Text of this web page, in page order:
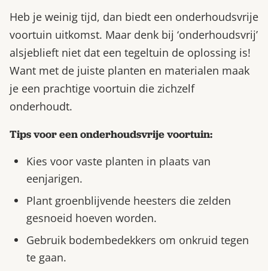
Heb je weinig tijd, dan biedt een onderhoudsvrije
voortuin uitkomst. Maar denk bij ‘onderhoudsvrij’
alsjeblieft niet dat een tegeltuin de oplossing is!
Want met de juiste planten en materialen maak
je een prachtige voortuin die zichzelf
onderhoudt.
Tips voor een onderhoudsvrije voortuin:
Kies voor vaste planten in plaats van
eenjarigen.
Plant groenblijvende heesters die zelden
gesnoeid hoeven worden.
Gebruik bodembedekkers om onkruid tegen
te gaan.